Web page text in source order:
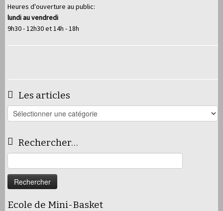
Heures d'ouverture au public:
lundi au vendredi
9h30 - 12h30 et 14h - 18h
Les articles
Les
articles
Rechercher…
Ecole de Mini-Basket